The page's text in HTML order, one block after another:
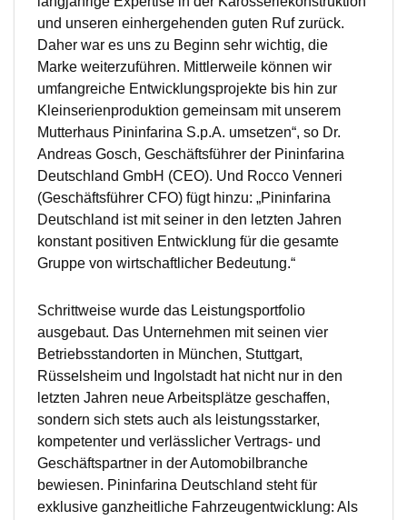
und unseren einhergehenden guten Ruf zurück.
Daher war es uns zu Beginn sehr wichtig, die
Marke weiterzuführen. Mittlerweile können wir
umfangreiche Entwicklungsprojekte bis hin zur
Kleinserienproduktion gemeinsam mit unserem
Mutterhaus Pininfarina S.p.A. umsetzen“, so Dr.
Andreas Gosch, Geschäftsführer der Pininfarina
Deutschland GmbH (CEO). Und Rocco Venneri
(Geschäftsführer CFO) fügt hinzu: „Pininfarina
Deutschland ist mit seiner in den letzten Jahren
konstant positiven Entwicklung für die gesamte
Gruppe von wirtschaftlicher Bedeutung.“
Schrittweise wurde das Leistungsportfolio
ausgebaut. Das Unternehmen mit seinen vier
Betriebsstandorten in München, Stuttgart,
Rüsselsheim und Ingolstadt hat nicht nur in den
letzten Jahren neue Arbeitsplätze geschaffen,
sondern sich stets auch als leistungsstarker,
kompetenter und verlässlicher Vertrags- und
Geschäftspartner in der Automobilbranche
bewiesen. Pininfarina Deutschland steht für
exklusive ganzheitliche Fahrzeugentwicklung: Als